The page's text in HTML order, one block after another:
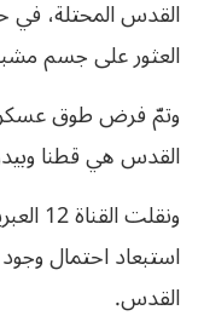
القدس المحتلة، في
العثور على جسم
القدس هي قطنا
استبعاد احتمال
القدس.